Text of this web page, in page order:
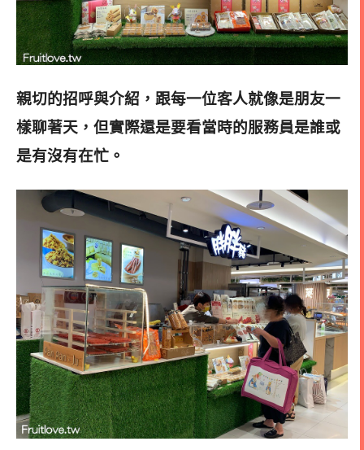
親切的招呼與介紹，跟每一位客人就像是朋友一
樣聊著天，但實際還是要看當時的服務員是誰或
是有沒有在忙。